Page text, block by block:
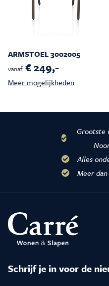
ARMSTOEL 3002005
vanaf:€ 249,-
Meer mogelijkheden
Grootste
Alles
Meer
Schrijf je in voor de